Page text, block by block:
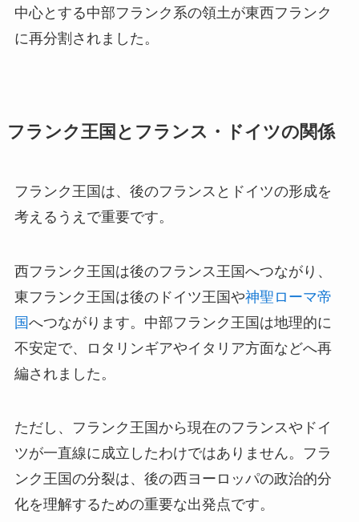
中心とする中部フランク系の領土が東西フランク
に再分割されました。
フランク王国とフランス・ドイツの関係
フランク王国は、後のフランスとドイツの形成を
考えるうえで重要です。
西フランク王国は後のフランス王国へつながり、
東フランク王国は後のドイツ王国や神聖ローマ帝
国へつながります。中部フランク王国は地理的に
不安定で、ロタリンギアやイタリア方面などへ再
編されました。
ただし、フランク王国から現在のフランスやドイ
ツが一直線に成立したわけではありません。フラ
ンク王国の分裂は、後の西ヨーロッパの政治的分
化を理解するための重要な出発点です。